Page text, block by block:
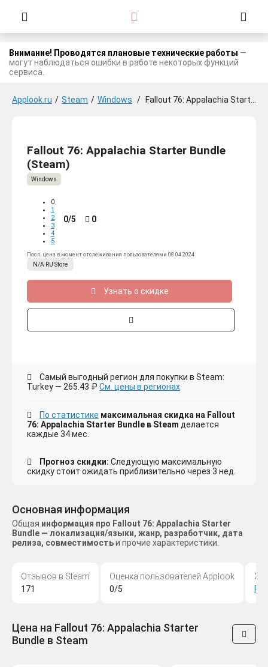
Внимание! Проводятся плановые технические работы —
могут наблюдаться ошибки в работе некоторых функций
сервиса.
Applook.ru / Steam / Windows / Fallout 76: Appalachia Starter Bundle
Fallout 76: Appalachia Starter Bundle
(Steam)
Windows
0
1
2
3
4
5
0/5 0
Посл. цена в момент отслеживания пользователями 08.04.2024
N/A RU Store
Узнать о скидке
Самый выгодный регион для покупки в Steam:
Turkey — 265.43 ₽ См. цены в регионах
По статистике максимальная скидка на Fallout
76: Appalachia Starter Bundle в Steam делается
каждые 34 мес.
Прогноз скидки: Следующую максимальную
скидку стоит ожидать приблизительно через 3 нед.
Основная информация
Общая информация про Fallout 76: Appalachia Starter
Bundle — локализация/языки, жанр, разработчик, дата
релиза, совместимостьи прочие характеристики.
Отзывов в Steam
171
Оценка пользователей Applook
0/5
Цена на Fallout 76: Appalachia Starter
Bundle в Steam